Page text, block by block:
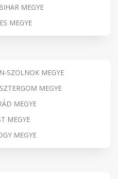
MEGYE
MEGYE
SZOLNOK MEGYE
MEGYE
MEGYE
MEGYE
MEGYE